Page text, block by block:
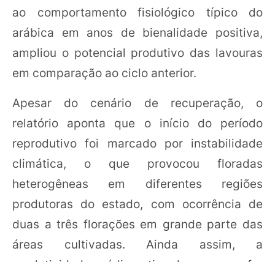
ao comportamento fisiológico típico do
arábica em anos de bienalidade positiva,
ampliou o potencial produtivo das lavouras
em comparação ao ciclo anterior.
Apesar do cenário de recuperação, o
relatório aponta que o início do período
reprodutivo foi marcado por instabilidade
climática, o que provocou floradas
heterogêneas em diferentes regiões
produtoras do estado, com ocorrência de
duas a três florações em grande parte das
áreas cultivadas. Ainda assim, a